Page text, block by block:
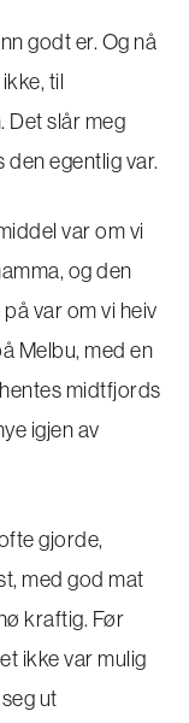
godt er. Og nå
til
Det slår meg
egentlig var.
var om vi
og den
var om vi heiv
Melbu, med en
midtfjords
igjen av
gjorde,
med god mat
kraftig. Før
ikke var mulig
ut